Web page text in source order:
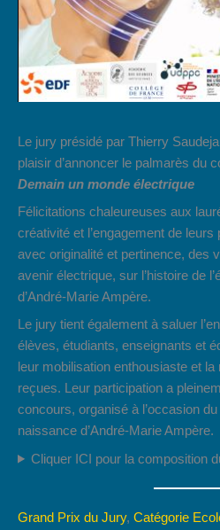
Le jury présidé par Thierry
plaisir d’annoncer le palmarès du
Demain un monde électrique
Félicitations chaleureuses aux
créativité et l’engagement de
avec originalité et pertinence, des
avenir électrique, sur l’histoire de
d’André-Marie Ampère.
Le jury tient également à saluer
élèves, étudiants, enseignants et
leur mobilisation enthousiaste et
reçues. Leur participation a
concours, organisé à l’occasion
naissance d’André-Marie Ampère.
Cliquer ICI pour la composition
Grand Prix du Jury, Catégorie